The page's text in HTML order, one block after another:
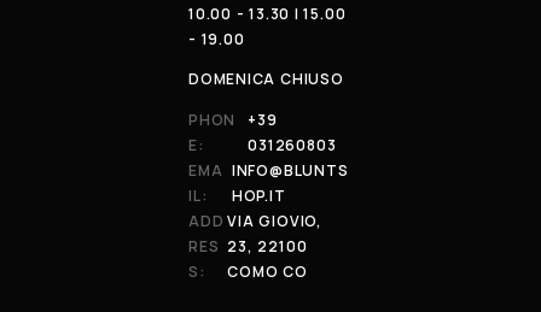
10.00 - 13.30 | 15.00
- 19.00
DOMENICA CHIUSO
PHON
E:
+39
031260803
EMA
IL:
INFO@BLUNTS
HOP.IT
ADD
RES
S:
VIA GIOVIO,
23, 22100
COMO CO